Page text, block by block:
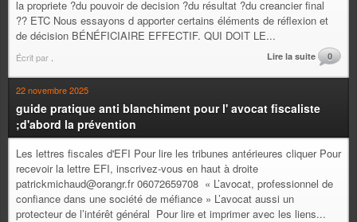
la propriete ?du pouvoir de decision ?du résultat ?du creancier final
?? ETC Nous essayons d apporter certains éléments de réflexion et
de décision BÉNÉFICIAIRE EFFECTIF. QUI DOIT LE...
Écrit par Lire la suite 0
22 novembre 2025
guide pratique anti blanchiment pour l' avocat fiscaliste
;d'abord la prévention
Les lettres fiscales d'EFI Pour lire les tribunes antérieures cliquer Pour
recevoir la lettre EFI, inscrivez-vous en haut à droite
patrickmichaud@orangr.fr 06072659708 « L’avocat, professionnel de
confiance dans une société de méfiance » L’avocat aussi un
protecteur de l’intérêt général Pour lire et imprimer avec les liens...